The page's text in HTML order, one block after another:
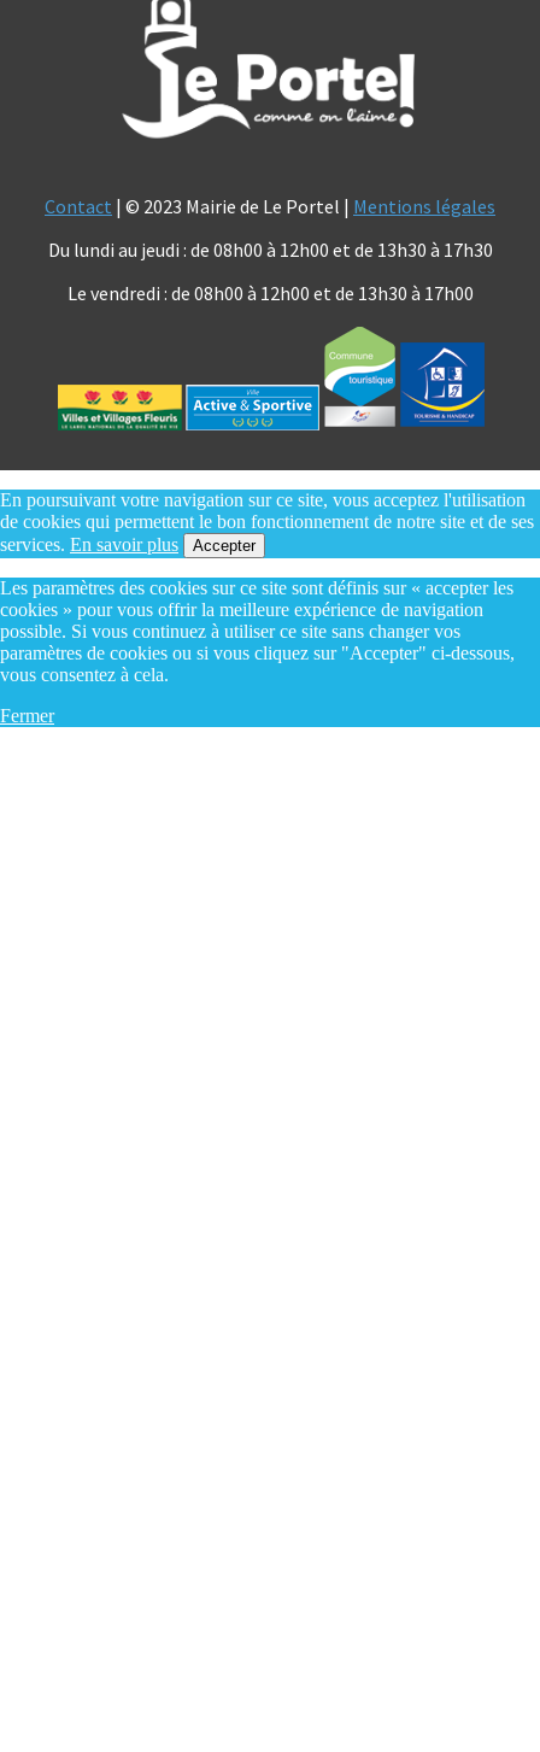
Contact | © 2023 Mairie de Le Portel | Mentions légales
Du lundi au jeudi : de 08h00 à 12h00 et de 13h30 à 17h30
Le vendredi : de 08h00 à 12h00 et de 13h30 à 17h00
En poursuivant votre navigation sur ce site, vous acceptez l'utilisation
de cookies qui permettent le bon fonctionnement de notre site et de ses
services. En savoir plus Accepter
Les paramètres des cookies sur ce site sont définis sur « accepter les
cookies » pour vous offrir la meilleure expérience de navigation
possible. Si vous continuez à utiliser ce site sans changer vos
paramètres de cookies ou si vous cliquez sur "Accepter" ci-dessous,
vous consentez à cela.
Fermer